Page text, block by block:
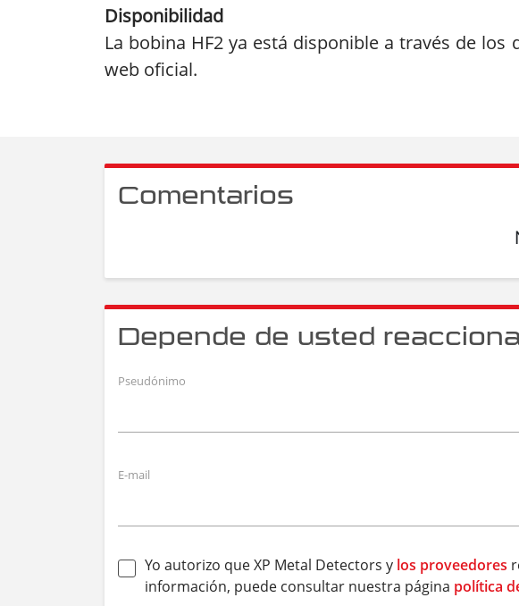
Disponibilidad
La bobina HF2 ya está disponible a través de
web oficial.
Comentarios
Depende de usted
Pseudónimo
E-mail
Yo autorizo que XP Metal Detectors y los proveedores
información, puede consultar nuestra página política